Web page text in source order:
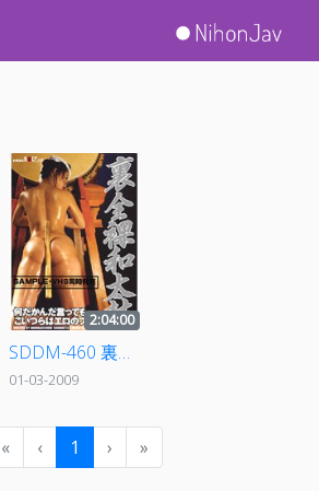
2:04:00
SDDM-460 裏全裸和太鼓
01-03-2009
« ‹ 1 › »